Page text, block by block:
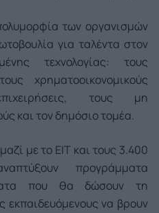
των οργανισμών
για ταλέντα στον
τεχνολογίας: τους
χρηματοοικονομικούς
τους μη
και τον δημόσιο τομέα.
με το ΕΙΤ και τους 3.400
προγράμματα
που θα δώσουν τη
εκπαιδευόμενους να βρουν